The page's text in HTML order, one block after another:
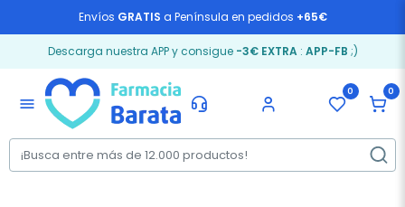
Envíos GRATIS a Península en pedidos +65€
Descarga nuestra APP y consigue -3€ EXTRA: APP-FB ;)
menu
0 0